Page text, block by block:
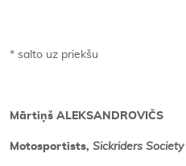
* salto uz priekšu
Mārtiņš ALEKSANDROVIČS
Motosportists, Sickriders Society